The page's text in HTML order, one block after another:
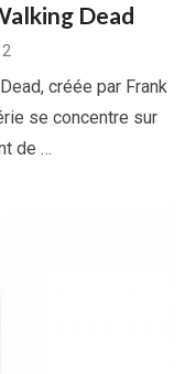
Dead
créée par Frank
se concentre sur
de …